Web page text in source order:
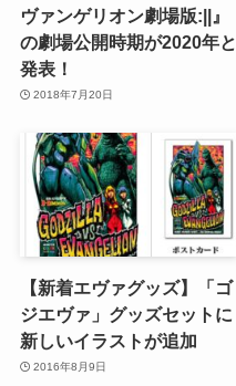
ヴァンゲリオン劇場版:||』
の劇場公開時期が2020年と
発表！
2018年7月20日
【新着エヴァグッズ】「ゴ
ジエヴァ」グッズセットに
新しいイラストが追加
2016年8月9日